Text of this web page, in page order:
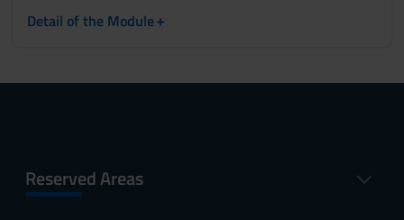
Detail of the Module+
Reserved Areas